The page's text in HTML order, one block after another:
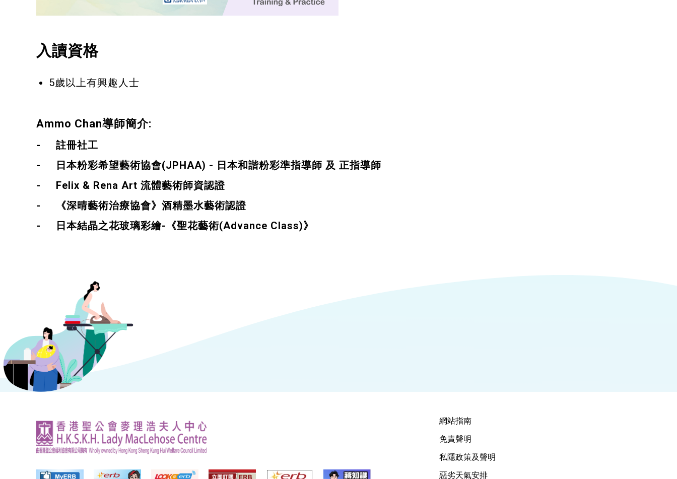
入讀資格
5歲以上有興趣人士
Ammo Chan導師簡介:
- 註冊社工
-
日本粉彩希望藝術協會(JPHAA) - 日本和諧粉彩準指導師 及 正指導師
- Felix & Rena Art 流體藝術師資認證
-
《深晴藝術治療協會》酒精墨水藝術認證
-
日本結晶之花玻璃彩繪-《聖花藝術(Advance Class)》
網站指南
免責聲明
私隱政策及聲明
惡劣天氣安排